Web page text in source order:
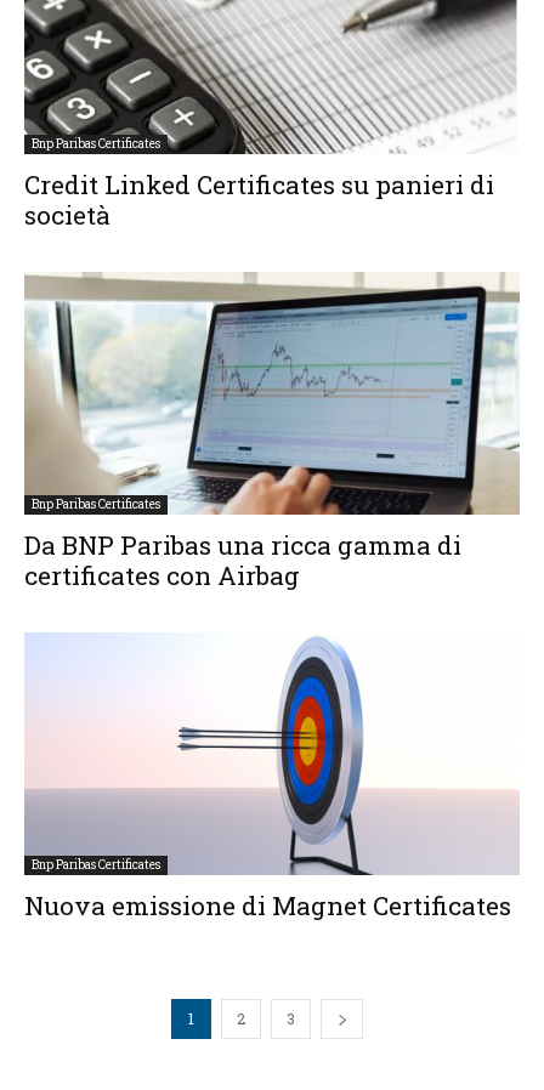
Bnp Paribas Certificates
Credit Linked Certificates su panieri di
società
Bnp Paribas Certificates
Da BNP Paribas una ricca gamma di
certificates con Airbag
Bnp Paribas Certificates
Nuova emissione di Magnet Certificates
1 2 3